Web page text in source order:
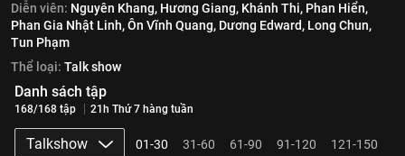
Diễn viên: Nguyên Khang, Hương Giang, Khánh Thi, Phan Hiển,
Phan Gia Nhật Linh,Ôn Vĩnh Quang, Dương Edward, Long Chun,
Tun Phạm
Thể loại: Talk show
Danh sách tập
168/168 tập 21h Thứ 7 hàng tuần
Talkshow 01-30 31-60 61-90 91-120 121-150